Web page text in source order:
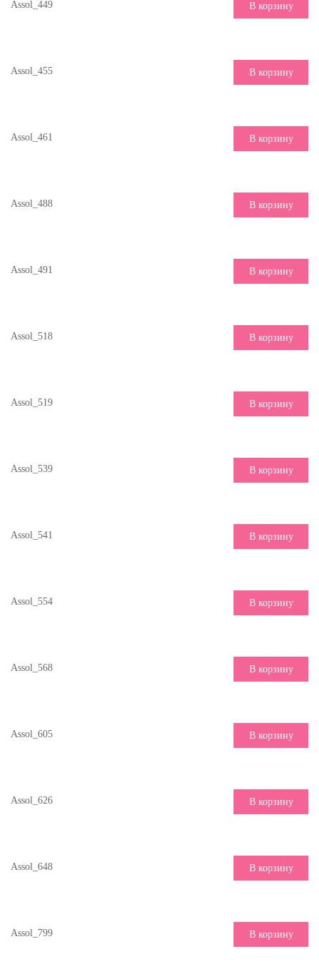
Assol_449 В корзину
Assol_455 В корзину
Assol_461 В корзину
Assol_488 В корзину
Assol_491 В корзину
Assol_518 В корзину
Assol_519 В корзину
Assol_539 В корзину
Assol_541 В корзину
Assol_554 В корзину
Assol_568 В корзину
Assol_605 В корзину
Assol_626 В корзину
Assol_648 В корзину
Assol_799 В корзину